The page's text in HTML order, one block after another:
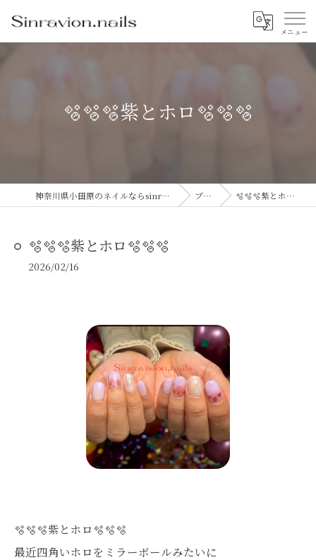
🫧🫧🫧紫とホロ🫧🫧🫧
神奈川県小田原のネイルならsinravision.nails ブログ 🫧🫧🫧紫とホロ🫧🫧🫧
🫧🫧🫧紫とホロ🫧🫧🫧
2026/02/16
🫧🫧🫧紫とホロ🫧🫧🫧
最近四角いホロをミラーボールみたいに